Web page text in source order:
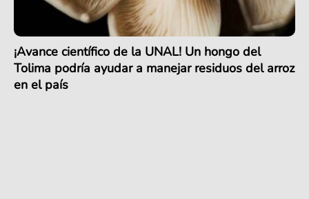
¡Avance científico de la UNAL! Un hongo del
Tolima podría ayudar a manejar residuos del arroz
en el país